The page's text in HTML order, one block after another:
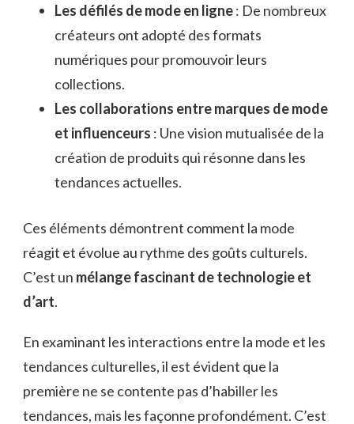
Les défilés de mode en ligne: De nombreux
créateurs ont adopté des formats
numériques pour promouvoir leurs
collections.
Les collaborations entre marques de mode
et influenceurs : Une vision mutualisée de la
création de produits qui résonne dans les
tendances actuelles.
Ces éléments démontrent comment la mode
réagit et évolue au rythme des goûts culturels.
C’est un mélange fascinant de technologie et
d’art.
En examinant les interactions entre la mode et les
tendances culturelles, il est évident que la
première ne se contente pas d’habiller les
tendances, mais les façonne profondément. C’est